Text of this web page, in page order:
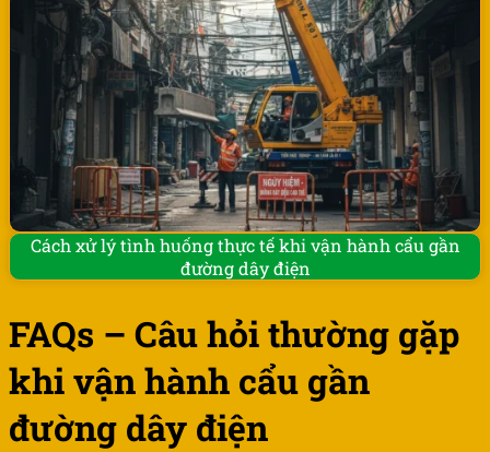
Cách xử lý tình huống thực tế khi vận hành cẩu gần
đường dây điện
FAQs – Câu hỏi thường gặp
khi vận hành cẩu gần
đường dây điện